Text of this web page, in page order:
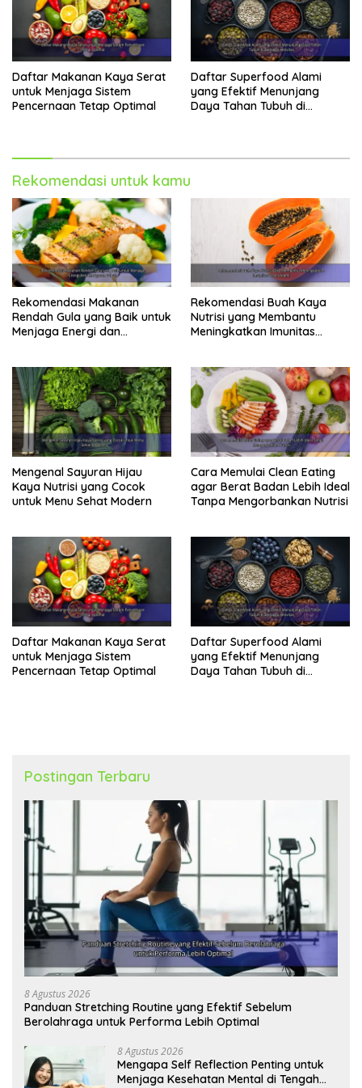
Daftar Makanan Kaya Serat
untuk Menjaga Sistem
Pencernaan Tetap Optimal
Daftar Superfood Alami
yang Efektif Menunjang
Daya Tahan Tubuh di
Rekomendasi untuk kamu
Rekomendasi Makanan
Rendah Gula yang Baik untuk
Menjaga Energi dan
Rekomendasi Buah Kaya
Nutrisi yang Membantu
Meningkatkan Imunitas
Mengenal Sayuran Hijau
Kaya Nutrisi yang Cocok
untuk Menu Sehat Modern
Cara Memulai Clean Eating
agar Berat Badan Lebih Ideal
Tanpa Mengorbankan Nutrisi
Daftar Makanan Kaya Serat
untuk Menjaga Sistem
Pencernaan Tetap Optimal
Daftar Superfood Alami
yang Efektif Menunjang
Daya Tahan Tubuh di
Postingan Terbaru
8 Agustus 2026
Panduan Stretching Routine yang Efektif Sebelum
Berolahraga untuk Performa Lebih Optimal
8 Agustus 2026
Mengapa Self Reflection Penting untuk
Menjaga Kesehatan Mental di Tengah